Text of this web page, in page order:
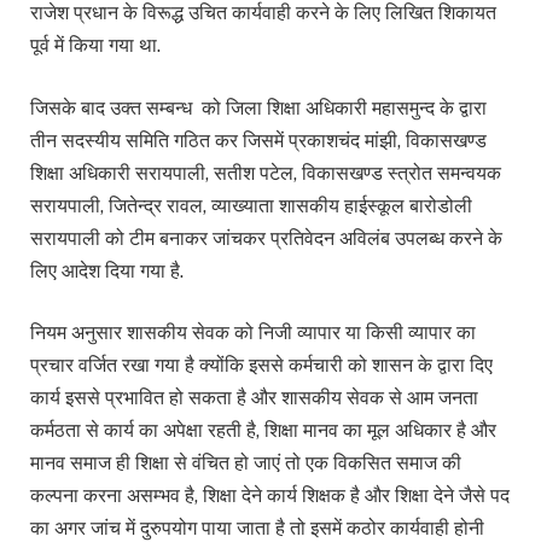
राजेश प्रधान के विरूद्ध उचित कार्यवाही करने के लिए लिखित शिकायत
पूर्व में किया गया था.
जिसके बाद उक्त सम्बन्ध को जिला शिक्षा अधिकारी महासमुन्द के द्वारा
तीन सदस्यीय समिति गठित कर जिसमें प्रकाशचंद मांझी, विकासखण्ड
शिक्षा अधिकारी सरायपाली, सतीश पटेल, विकासखण्ड स्त्रोत समन्वयक
सरायपाली, जितेन्द्र रावल, व्याख्याता शासकीय हाईस्कूल बारोडोली
सरायपाली को टीम बनाकर जांचकर प्रतिवेदन अविलंब उपलब्ध करने के
लिए आदेश दिया गया है.
नियम अनुसार शासकीय सेवक को निजी व्यापार या किसी व्यापार का
प्रचार वर्जित रखा गया है क्योंकि इससे कर्मचारी को शासन के द्वारा दिए
कार्य इससे प्रभावित हो सकता है और शासकीय सेवक से आम जनता
कर्मठता से कार्य का अपेक्षा रहती है, शिक्षा मानव का मूल अधिकार है और
मानव समाज ही शिक्षा से वंचित हो जाएं तो एक विकसित समाज की
कल्पना करना असम्भव है, शिक्षा देने कार्य शिक्षक है और शिक्षा देने जैसे पद
का अगर जांच में दुरुपयोग पाया जाता है तो इसमें कठोर कार्यवाही होनी